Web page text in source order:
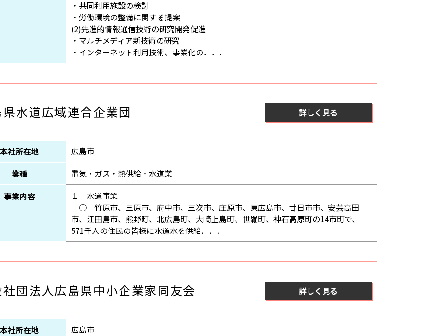
・共同利用施設の検討
・労働環境の整備に関する提案
(2)先進的情報通信技術の研究開発促進
・マルチメディア新技術の研究
・インターネット利用技術、事業化の．．．
水道広域連合企業団 詳しく見る
本社所在地
広島市
業種
電気・ガス・熱供給・水道業
事業内容
１ 水道事業
○ 竹原市、三原市、府中市、三次市、庄原市、東広島市、廿日市市、安芸高田
市、江田島市、熊野町、北広島町、大崎上島町、世羅町、神石高原町の14市町で、
571千人の住民の皆様に水道水を供給．．．
団法人広島県中小企業家同友会 詳しく見る
本社所在地
広島市